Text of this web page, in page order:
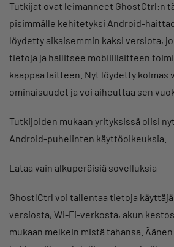
Tutkijat ovat leimanneet GhostCtrl:n
pisimmälle kehitetyksi Android-
löydetty aikaisemmin kaksi versiota,
tietoja ja hallitsee mobiililaitteen
kaappaa laitteen. Nyt löydetty kolmas
ominaisuudet ja voi aiheuttaa sen
Tutkijoiden mukaan yrityksissä olisi
Android-puhelinten käyttöoikeuksia.
Lataa vain alkuperäisiä sovelluksia
GhostlCtrl voi tallentaa tietoja
versiosta, Wi-Fi-verkosta, akun
mukaan melkein mistä tahansa.